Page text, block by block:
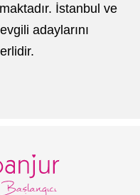
İstanbul ve
adaylarını